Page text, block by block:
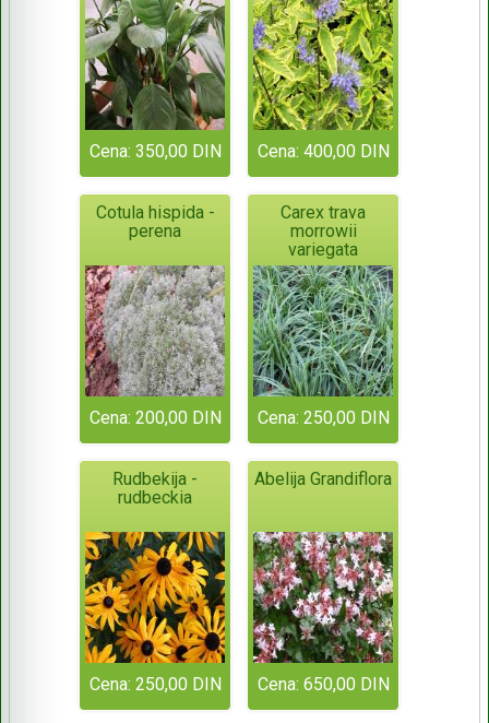
Cena: 350,00 DIN Cena: 400,00 DIN
Cotula hispida -
perena
Cena: 200,00 DIN
Carex trava
morrowii
variegata
Cena: 250,00 DIN
Rudbekija -
rudbeckia
Cena: 250,00 DIN
Abelija Grandiflora
Cena: 650,00 DIN